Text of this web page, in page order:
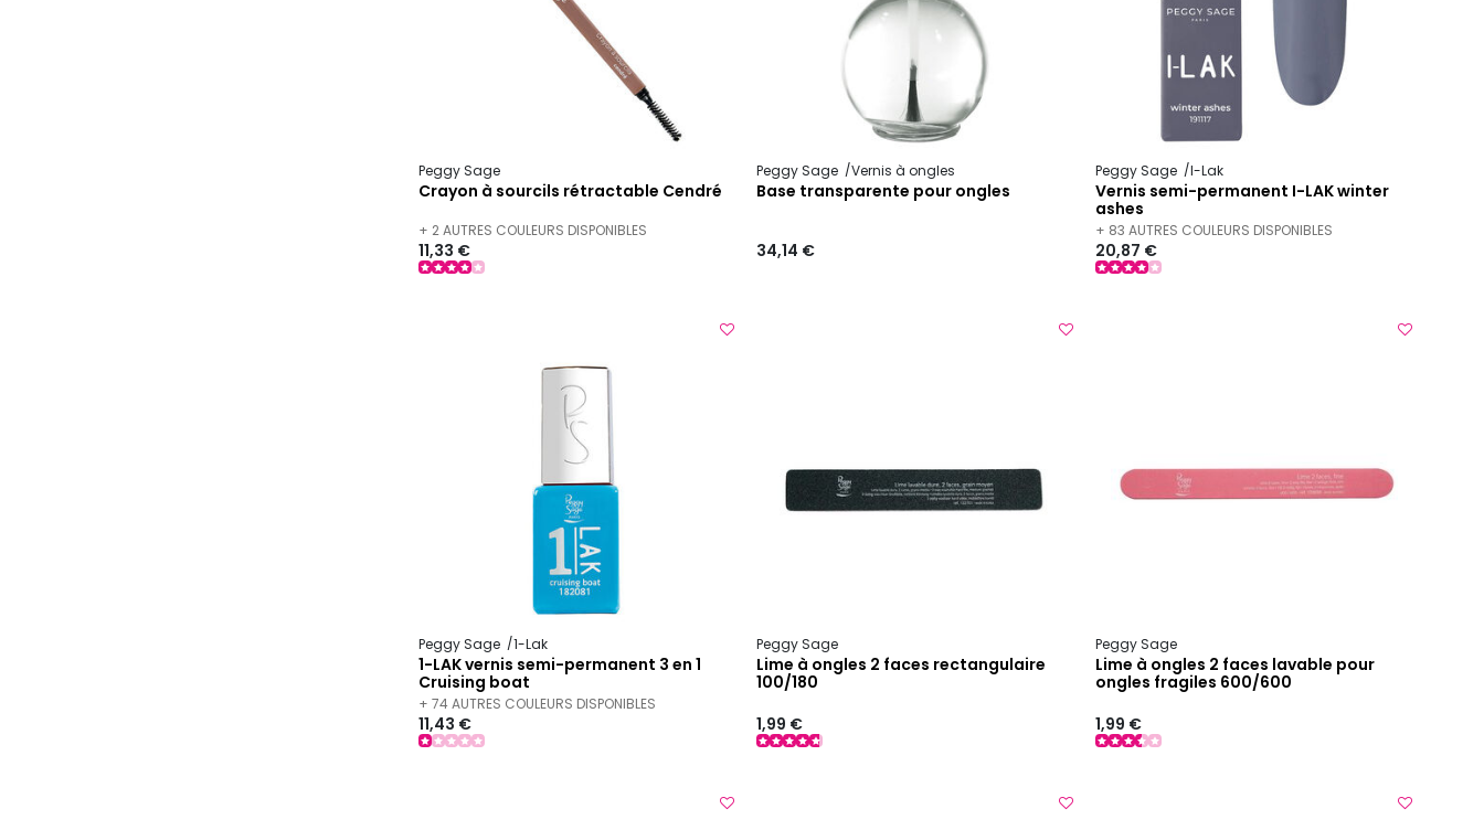
Peggy Sage
Crayon à sourcils rétractable Cendré
+ 2 AUTRES COULEURS DISPONIBLES
11,33 €
Peggy Sage Vernis à ongles
Base transparente pour ongles
34,14 €
Peggy Sage I-Lak
Vernis semi-permanent I-LAK winter
ashes
+ 83 AUTRES COULEURS DISPONIBLES
20,87 €
Peggy Sage 1-Lak
1-LAK vernis semi-permanent 3 en 1
Cruising boat
+ 74 AUTRES COULEURS DISPONIBLES
11,43 €
Peggy Sage
Lime à ongles 2 faces rectangulaire
100/180
1,99 €
Peggy Sage
Lime à ongles 2 faces lavable pour
ongles fragiles 600/600
1,99 €